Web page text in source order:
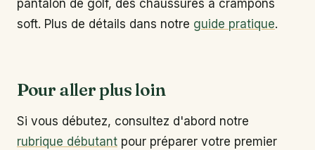
pantalon de golf, des chaussures à crampons
soft. Plus de détails dans notre guide pratique.
Pour aller plus loin
Si vous débutez, consultez d'abord notre
rubrique débutant pour préparer votre premier